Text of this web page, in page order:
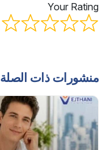
Your Rating
منشورات ذات الصلة